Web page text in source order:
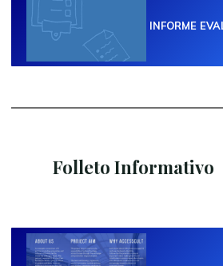
INFORME
Folleto Informativo